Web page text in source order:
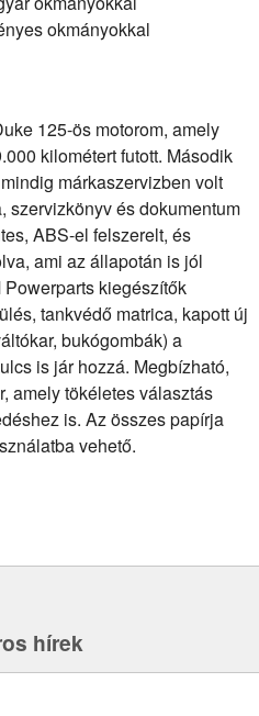
okmányokkal
125-ös motorom, amely
kilométert futott. Második
márkaszervizben volt
szervizkönyv és dokumentum
ABS-el felszerelt, és
ami az állapotán is jól
kiegészítők
tankvédő matrica, kapott új
bukógombák) a
is jár hozzá. Megbízható,
amely tökéletes választás
is. Az összes papírja
vehető.
hírek